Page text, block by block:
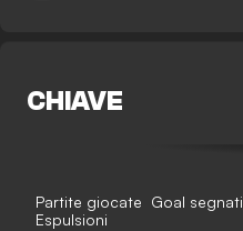
CHIAVE
Partite giocate Goal segnati
Espulsioni